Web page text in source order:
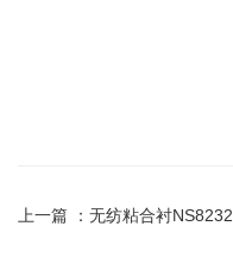
上一篇 ： 无纺粘合衬NS8232